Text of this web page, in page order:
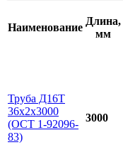
Наименование
Длина,
мм
Труба Д16Т
36х2х3000
(ОСТ 1-92096-
83)
3000